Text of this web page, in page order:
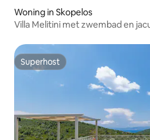
Woning in Skopelos
Villa Melitini met zwembad en
Superhost
Superhost